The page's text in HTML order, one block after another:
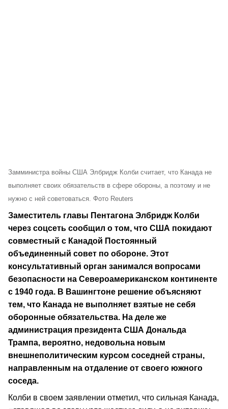
Замминистра войны США Элбридж Колби считает, что Канада не
выполняет своих обязательств в сфере обороны, а поэтому и не
нужно с ней советоваться. Фото Reuters
Заместитель главы Пентагона Элбридж Колби
через соцсеть сообщил о том, что США покидают
совместный с Канадой Постоянный
объединенный совет по обороне. Этот
консультативный орган занимался вопросами
безопасности на Североамериканском континенте
с 1940 года. В Вашингтоне решение объясняют
тем, что Канада не выполняет взятые не себя
оборонные обязательства. На деле же
администрация президента США Дональда
Трампа, вероятно, недовольна новым
внешнеполитическим курсом соседней страны,
направленным на отдаление от своего южного
соседа.
Колби в своем заявлении отметил, что сильная Канада,